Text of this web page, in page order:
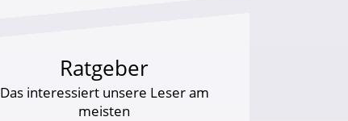
Ratgeber
Das interessiert unsere Leser am
meisten